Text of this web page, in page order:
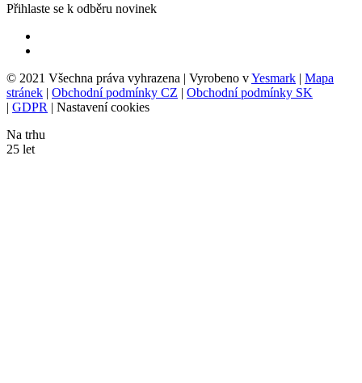
Přihlaste se k odběru novinek
© 2021 Všechna práva vyhrazena | Vyrobeno vYesmark | Mapa
stránek | Obchodní podmínky CZ | Obchodní podmínky SK
| GDPR | Nastavení cookies
Na trhu
25 let